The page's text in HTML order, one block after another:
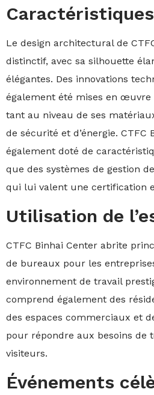
Le design architectural de
distinctif, avec sa silhouette
élégantes. Des innovations
également été mises en
tant au niveau de ses
de sécurité et d’énergie. CTFC
également doté de
que des systèmes de gestion de
qui lui valent une certification
Utilisation de
CTFC Binhai Center abrite
de bureaux pour les
environnement de travail
comprend également des
des espaces commerciaux et
pour répondre aux besoins de
visiteurs.
Événements